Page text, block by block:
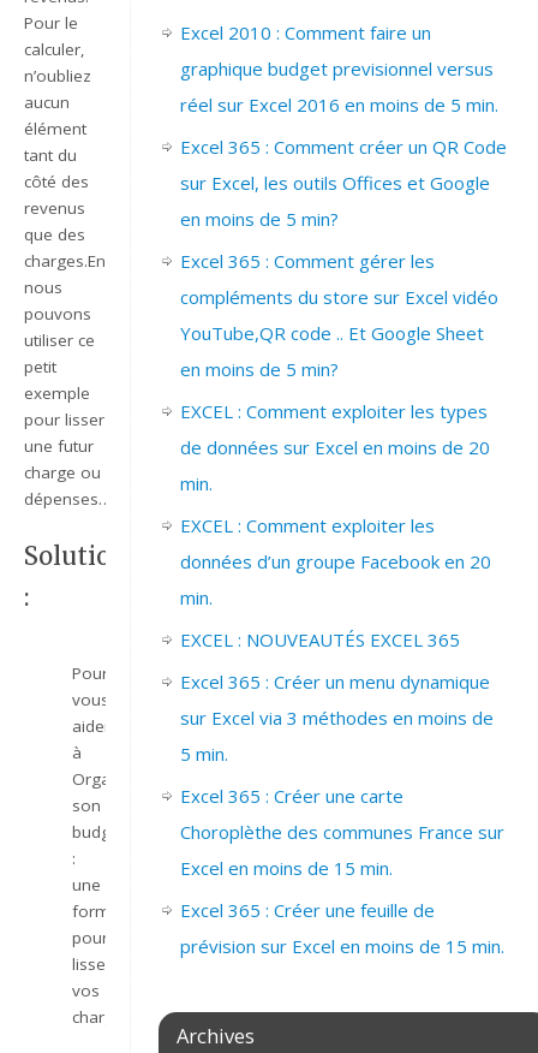
Pour le
calculer,
n’oubliez
aucun
élément
tant du
côté des
revenus
que des
charges.Ensuite
nous
pouvons
utiliser ce
petit
exemple
pour lisser
une futur
charge ou
dépenses…
Solutions
:
Pour
vous
aider
à
Organiser
son
budget
:
une
formule
pour
lisser
vos
charges
Excel 2010 : Comment faire un
graphique budget previsionnel versus
réel sur Excel 2016 en moins de 5 min.
Excel 365 : Comment créer un QR Code
sur Excel, les outils Offices et Google
en moins de 5 min?
Excel 365 : Comment gérer les
compléments du store sur Excel vidéo
YouTube,QR code .. Et Google Sheet
en moins de 5 min?
EXCEL : Comment exploiter les types
de données sur Excel en moins de 20
min.
EXCEL : Comment exploiter les
données d’un groupe Facebook en 20
min.
EXCEL : NOUVEAUTÉS EXCEL 365
Excel 365 : Créer un menu dynamique
sur Excel via 3 méthodes en moins de
5 min.
Excel 365 : Créer une carte
Choroplèthe des communes France sur
Excel en moins de 15 min.
Excel 365 : Créer une feuille de
prévision sur Excel en moins de 15 min.
Archives